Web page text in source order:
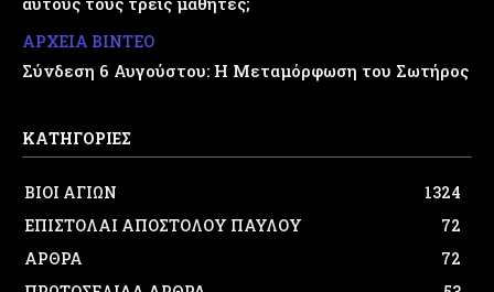
ΑΡΧΕΙΑ ΒΙΝΤΕΟ
Σύνδεση 6 Αυγούστου: Η Μεταμόρφωση του Σωτήρος
ΚΑΤΗΓΟΡΙΕΣ
ΒΙΟΙ ΑΓΙΩΝ
1324
ΕΠΙΣΤΟΛΑΙ ΑΠΟΣΤΟΛΟΥ ΠΑΥΛΟΥ
72
ΑΡΘΡΑ
72